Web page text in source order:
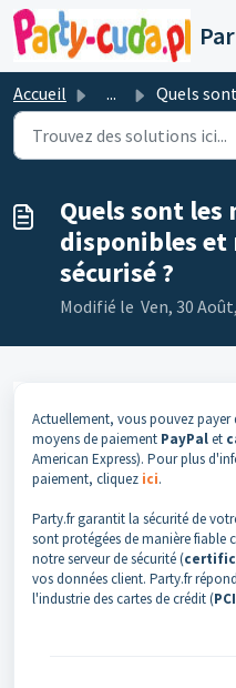
Passer au contenu principal
Accueil ... Quels sont les modes de
Quels sont les
disponibles
sécurisé ?
Modifié le Ven, 30
Actuellement, vous pouvez
moyens de paiement PayPalet
American Express). Pour plus
paiement, cliquez ici.
Party.fr garantit la sécurité de
sont protégées de manière fiable
notre serveur de sécurité (
vos données client. Party.fr
l'industrie des cartes de crédit (